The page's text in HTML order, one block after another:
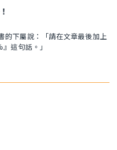
的下屬說：「請在文章最後加上
這句話。」